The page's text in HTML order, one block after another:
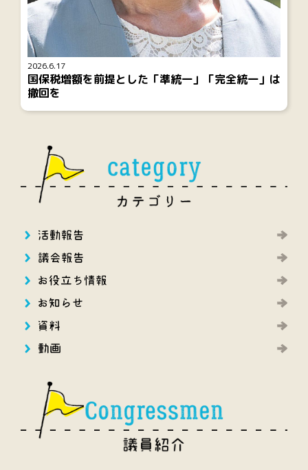
2026.6.17
国保税増額を前提とした「準統一」「完全統一」は
撤回を